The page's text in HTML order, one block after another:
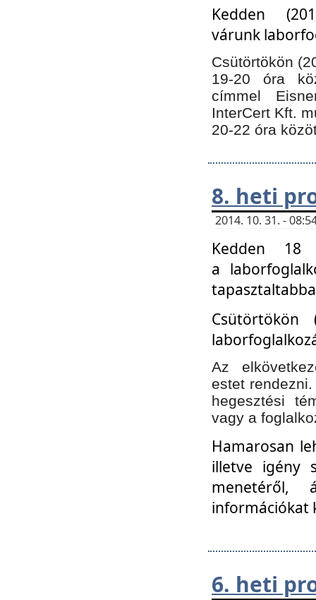
Kedden
várunk
Csütörtökön
19-20 óra
címmel
InterCert Kft.
20-22 óra
8. heti
2014. 10. 31. -
Kedden 18
a
Az
estet
hegesztési
vagy a
Hamarosan
illetve igény
menetéről,
információkat
6. heti